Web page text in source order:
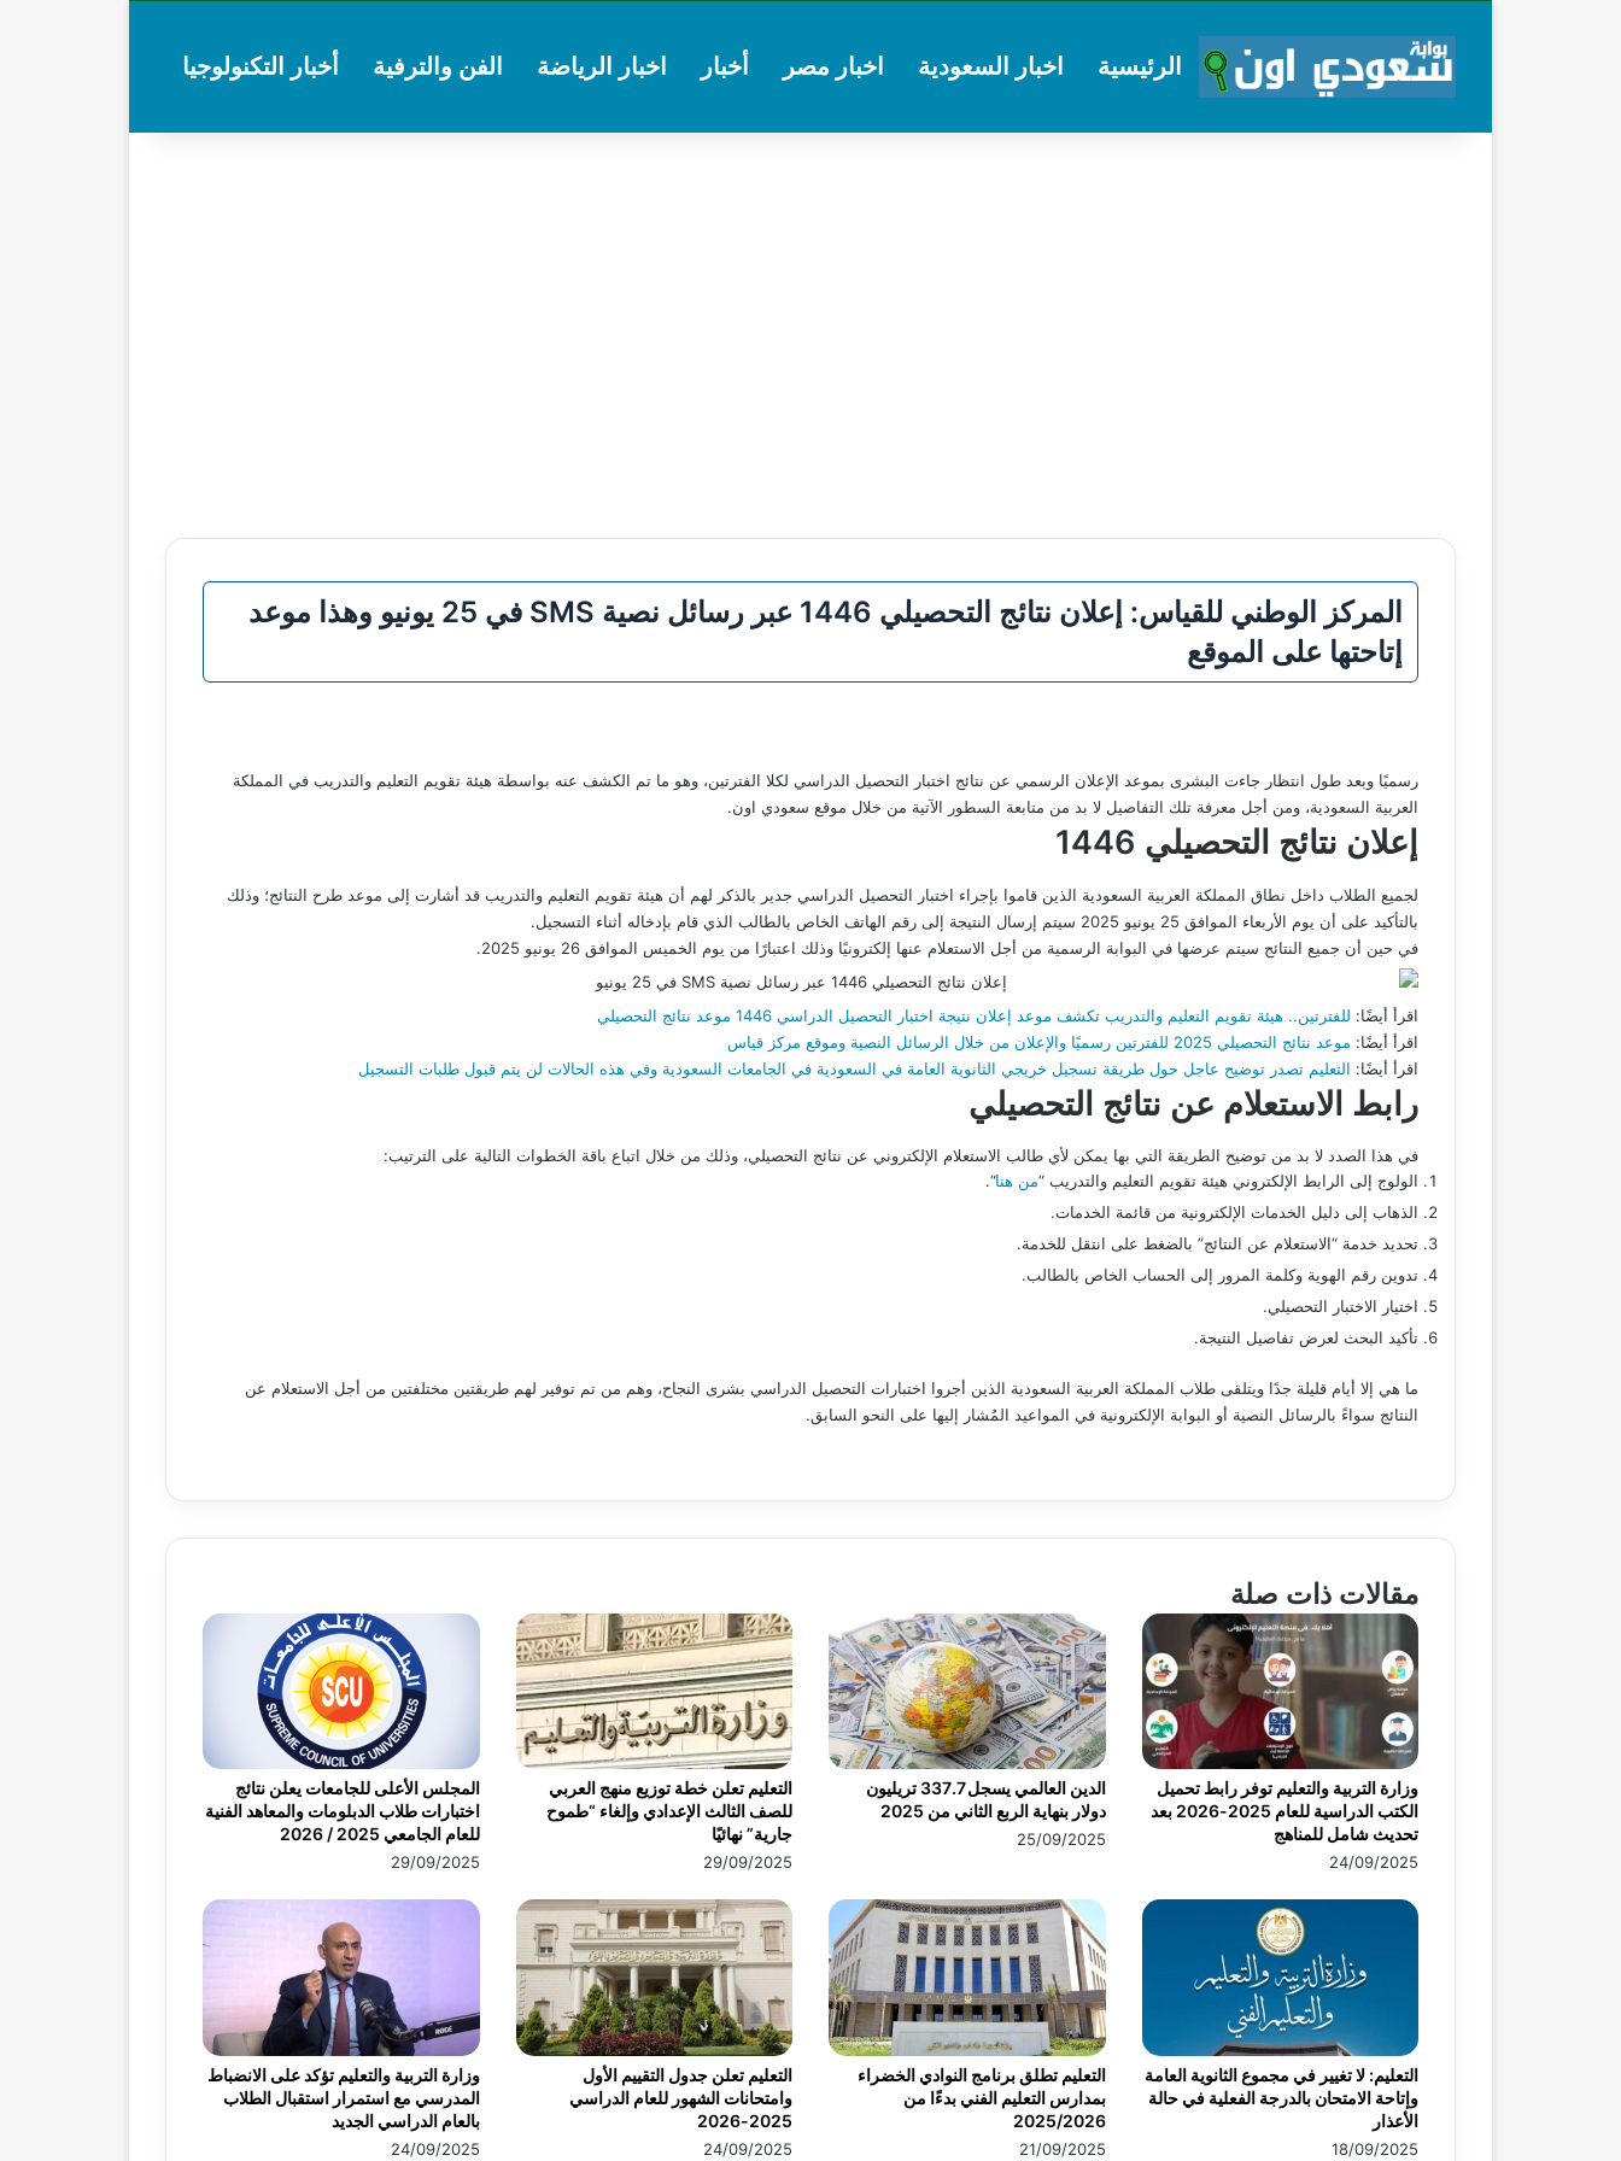
الرئيسية اخبار السعودية اخبار مصر أخبار اخبار الرياضة الفن والترفية أخبار التكنولوجيا
المركز الوطني للقياس: إعلان نتائج التحصيلي 1446 عبر رسائل نصية SMS في 25 يونيو وهذا موعد
إتاحتها على الموقع
رسميًا وبعد طول انتظار جاءت البشرى بموعد الإعلان الرسمي عن نتائج اختبار التحصيل الدراسي لكلا الفترتين، وهو ما تم الكشف عنه بواسطة هيئة تقويم التعليم والتدريب في المملكة
العربية السعودية، ومن أجل معرفة تلك التفاصيل لا بد من متابعة السطور الآتية من خلال موقع سعودي اون.
إعلان نتائج التحصيلي 1446
لجميع الطلاب داخل نطاق المملكة العربية السعودية الذين قاموا بإجراء اختبار التحصيل الدراسي جدير بالذكر لهم أن هيئة تقويم التعليم والتدريب قد أشارت إلى موعد طرح النتائج؛ وذلك
بالتأكيد على أن يوم الأربعاء الموافق 25 يونيو 2025 سيتم إرسال النتيجة إلى رقم الهاتف الخاص بالطالب الذي قام بإدخاله أثناء التسجيل.
في حين أن جميع النتائج سيتم عرضها في البوابة الرسمية من أجل الاستعلام عنها إلكترونيًا وذلك اعتبارًا من يوم الخميس الموافق 26 يونيو 2025.
اقرأ أيضًا: للفترتين.. هيئة تقويم التعليم والتدريب تكشف موعد إعلان نتيجة اختبار التحصيل الدراسي 1446 موعد نتائج التحصيلي
اقرأ أيضًا: موعد نتائج التحصيلي 2025 للفترتين رسميًا والإعلان من خلال الرسائل النصية وموقع مركز قياس
اقرأ أيضًا: التعليم تصدر توضيح عاجل حول طريقة تسجيل خريجي الثانوية العامة في السعودية في الجامعات السعودية وفي هذه الحالات لن يتم قبول طلبات التسجيل
رابط الاستعلام عن نتائج التحصيلي
في هذا الصدد لا بد من توضيح الطريقة التي بها يمكن لأي طالب الاستعلام الإلكتروني عن نتائج التحصيلي، وذلك من خلال اتباع باقة الخطوات التالية على الترتيب:
الولوج إلى الرابط الإلكتروني هيئة تقويم التعليم والتدريب “من هنا“.
الذهاب إلى دليل الخدمات الإلكترونية من قائمة الخدمات.
تحديد خدمة “الاستعلام عن النتائج” بالضغط على انتقل للخدمة.
تدوين رقم الهوية وكلمة المرور إلى الحساب الخاص بالطالب.
اختيار الاختبار التحصيلي.
تأكيد البحث لعرض تفاصيل النتيجة.
ما هي إلا أيام قليلة جدًا ويتلقى طلاب المملكة العربية السعودية الذين أجروا اختبارات التحصيل الدراسي بشرى النجاح، وهم من تم توفير لهم طريقتين مختلفتين من أجل الاستعلام عن
النتائج سواءً بالرسائل النصية أو البوابة الإلكترونية في المواعيد المُشار إليها على النحو السابق.
مقالات ذات صلة
المجلس الأعلى للجامعات يعلن نتائج
اختبارات طلاب الدبلومات والمعاهد الفنية
للعام الجامعي 2025 / 2026
29/09/2025
التعليم تعلن خطة توزيع منهج العربي
للصف الثالث الإعدادي وإلغاء “طموح
جارية” نهائيًا
29/09/2025
الدين العالمي يسجل 337.7 تريليون
دولار بنهاية الربع الثاني من 2025
25/09/2025
وزارة التربية والتعليم توفر رابط تحميل
الكتب الدراسية للعام 2025-2026 بعد
تحديث شامل للمناهج
24/09/2025
وزارة التربية والتعليم تؤكد على الانضباط
المدرسي مع استمرار استقبال الطلاب
بالعام الدراسي الجديد
24/09/2025
التعليم تعلن جدول التقييم الأول
وامتحانات الشهور للعام الدراسي
2025-2026
24/09/2025
التعليم تطلق برنامج النوادي الخضراء
بمدارس التعليم الفني بدءًا من
2025/2026
21/09/2025
التعليم: لا تغيير في مجموع الثانوية العامة
وإتاحة الامتحان بالدرجة الفعلية في حالة
الأعذار
18/09/2025